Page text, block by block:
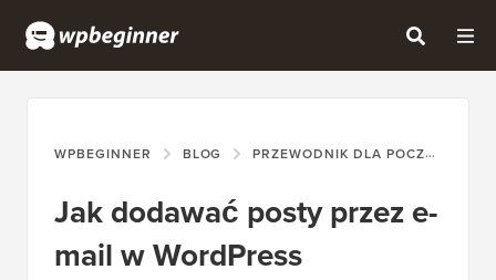
WPBEGINNER BLOG PRZEWODNIK DLA POCZĄTKUJĄCYCH
Jak dodawać posty przez e-
mail w WordPress